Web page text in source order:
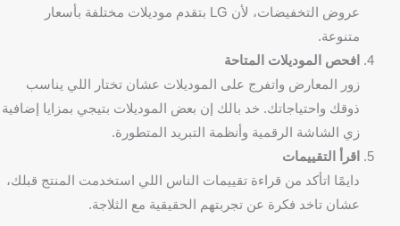
عروض التخفيضات، لأن LG بتقدم موديلات مختلفة بأسعار
متنوعة.
افحص الموديلات المتاحة
زور المعارض واتفرج على الموديلات عشان تختار اللي يناسب
ذوقك واحتياجاتك. خد بالك إن بعض الموديلات بتيجي بمزايا إضافية
زي الشاشة الرقمية وأنظمة التبريد المتطورة.
اقرأ التقييمات
دايمًا اتأكد من قراءة تقييمات الناس اللي استخدمت المنتج قبلك،
عشان تاخد فكرة عن تجربتهم الحقيقية مع الثلاجة.